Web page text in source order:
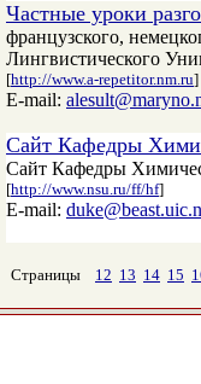
Частные уроки
французского,
Лингвистического
[http://www.a-repetitor.nm.ru]
E-mail:
Сайт Кафедры
Сайт Кафедры
[http://www.nsu.ru/ff/hf]
E-mail:
Страницы 12 13 14 15